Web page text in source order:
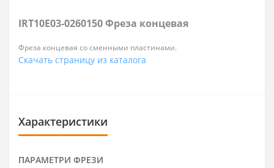
IRT10E03-0260150 Фреза концевая
Фреза концевая со сменными пластинами.
Скачать страницу из каталога
Характеристики
ПАРАМЕТРИ ФРЕЗИ